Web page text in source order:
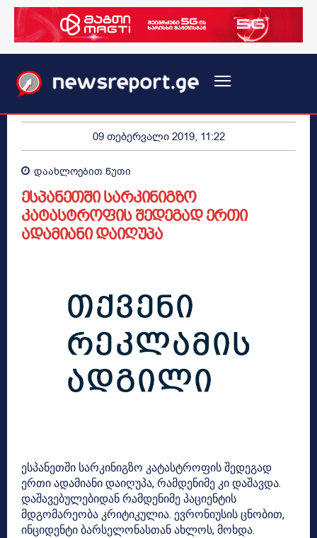
09 თებერვალი 2019, 11:22
დაახლოებით წუთი
ესპანეთში სარკინიგზო
კატასტროფის შედეგად ერთი
ადამიანი დაიღუპა
ესპანეთში სარკინიგზო კატასტროფის შედეგად
ერთი ადამიანი დაიღუპა, რამდენიმე კი დაშავდა.
დაშავებულებიდან რამდენიმე პაციენტის
მდგომარეობა კრიტიკულია. ევრონიუსის ცნობით,
ინციდენტი ბარსელონასთან ახლოს, მოხდა.